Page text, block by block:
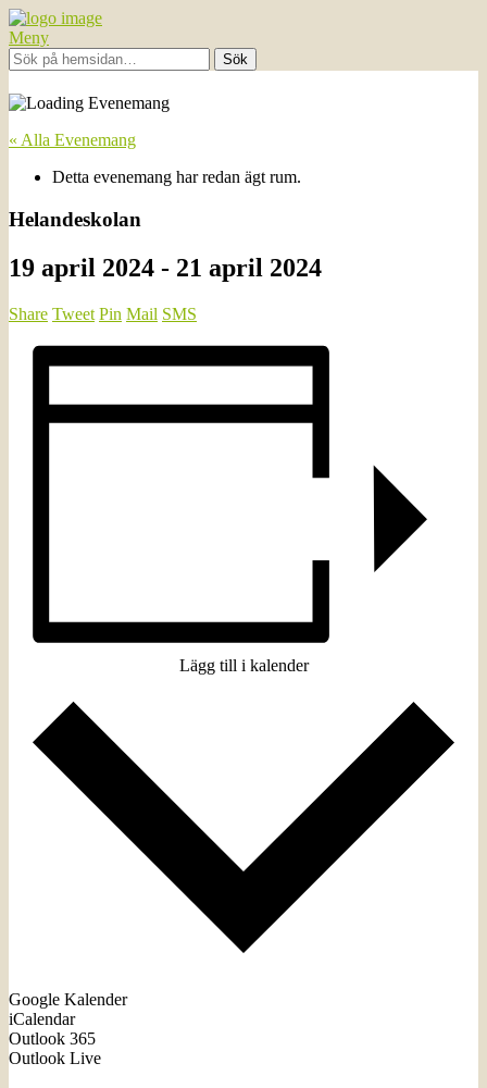
Meny
« Alla Evenemang
Detta evenemang har redan ägt rum.
Helandeskolan
19 april 2024 - 21 april 2024
Share Tweet Pin Mail SMS
Lägg till i kalender
Google Kalender
iCalendar
Outlook 365
Outlook Live